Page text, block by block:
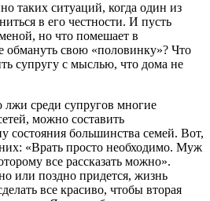
таких ситуаций, когда один из
в его честности. И пусть
но что помешает в
свою «половинку»? Что
супругу с мыслью, что дома не
лжи среди супругов многие
можно составить
состояния большинства семей. Вот,
«Врать просто необходимо. Муж
все рассказать можно».
или поздно придется, жизнь
все красиво, чтобы вторая